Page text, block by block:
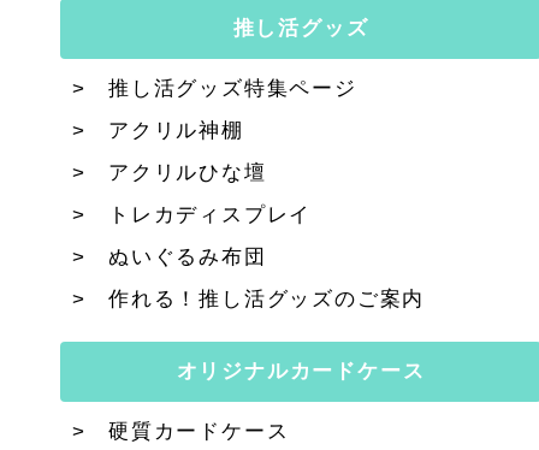
推し活グッズ
推し活グッズ特集ページ
アクリル神棚
アクリルひな壇
トレカディスプレイ
ぬいぐるみ布団
作れる！推し活グッズのご案内
オリジナルカードケース
硬質カードケース